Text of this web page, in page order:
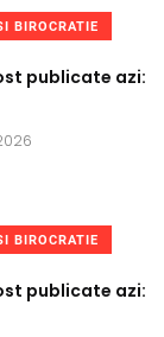
BIROCRATIE
publicate azi:
BIROCRATIE
publicate azi: